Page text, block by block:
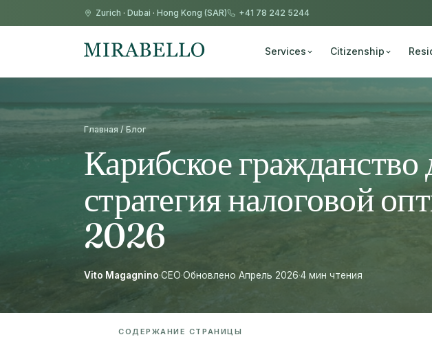
Zurich · Dubai · Hong Kong (SAR) +41 78 242 5244
Services Citizenship
Главная / Блог
Карибское
стратегия налоговой
2026
Vito Magagnino·CEO·Обновлено Апрель 2026·4 мин чтения
СОДЕРЖАНИЕ СТРАНИЦЫ